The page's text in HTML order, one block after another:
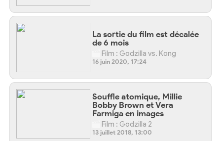
La sortie du film est décalée
de 6 mois
Film : Godzilla vs. Kong
16 juin 2020, 17:24
Souffle atomique, Millie
Bobby Brown et Vera
Farmiga en images
Film : Godzilla 2
13 juillet 2018, 13:00